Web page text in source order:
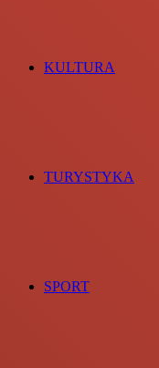
KULTURA
TURYSTYKA
SPORT